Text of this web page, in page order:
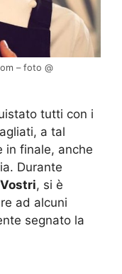
– foto @
tutti con i
a tal
in finale, anche
Durante
, si è
ad alcuni
segnato la